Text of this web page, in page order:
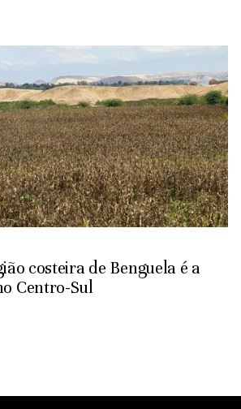
costeira de Benguela é a
Centro-Sul